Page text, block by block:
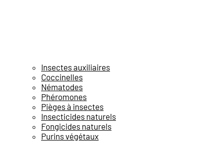
Insectes auxiliaires
Coccinelles
Nématodes
Phéromones
Pièges à insectes
Insecticides naturels
Fongicides naturels
Purins végétaux